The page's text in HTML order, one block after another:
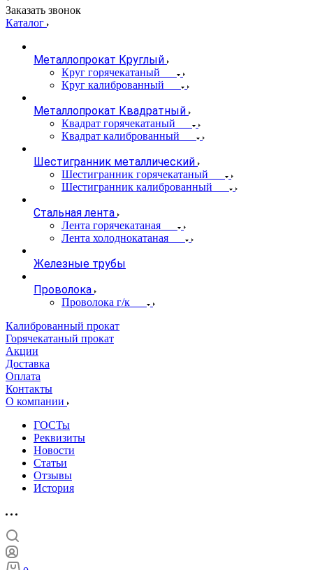
Заказать звонок
Каталог
Металлопрокат Круглый
Круг горячекатаный
Круг калиброванный
Металлопрокат Квадратный
Квадрат горячекатаный
Квадрат калиброванный
Шестигранник металлический
Шестигранник горячекатаный
Шестигранник калиброванный
Стальная лента
Лента горячекатаная
Лента холоднокатаная
Железные трубы
Проволока
Проволока г/к
Калиброванный прокат
Горячекатаный прокат
Акции
Доставка
Оплата
Контакты
О компании
ГОСТы
Реквизиты
Новости
Статьи
Отзывы
История